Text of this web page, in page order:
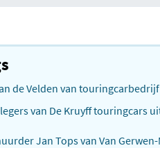
de Velden van
van De Kruyff touringcars
Jan Tops van Van